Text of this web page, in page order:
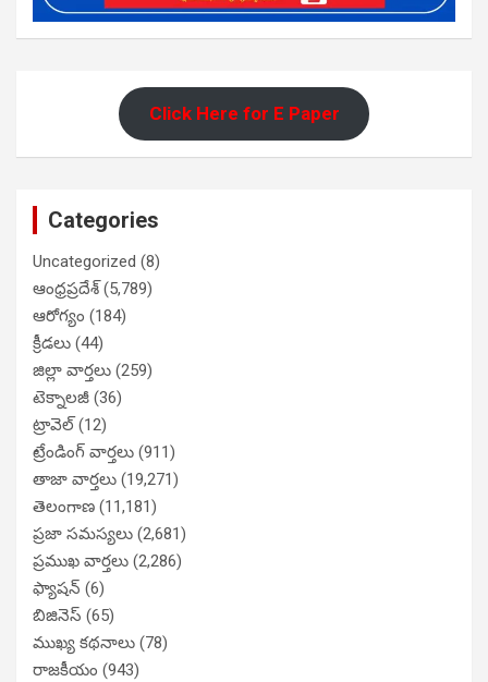
Click Here for E Paper
Categories
Uncategorized (8)
ఆంధ్రప్రదేశ్(5,789)
ఆరోగ్యం (184)
క్రీడలు (44)
జిల్లా వార్తలు (259)
టెక్నాలజీ (36)
ట్రావెల్(12)
ట్రేండింగ్ వార్తలు (911)
తాజా వార్తలు (19,271)
తెలంగాణ (11,181)
ప్రజా సమస్యలు (2,681)
ప్రముఖ వార్తలు (2,286)
ఫ్యాషన్ (6)
బిజినెస్ (65)
ముఖ్య కథనాలు (78)
రాజకీయం (943)